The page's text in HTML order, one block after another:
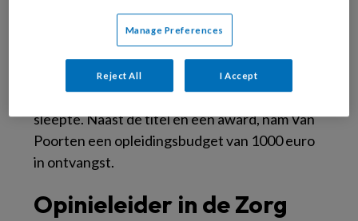
heeft hij er ruim 90.000, op Instagram zijn dat
er ruim 40.000. Van Poorten kreeg ruim 44%
neemt daarmee het stokje over van Saskia van
Witzenburg, die de titel in 2022 in de wacht
sleepte. Naast de titel én een award, nam Van
Poorten een opleidingsbudget van 1000 euro
in ontvangst.
Opinieleider in de Zorg
Manage Preferences
Reject All I Accept